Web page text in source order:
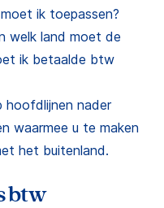
ik toepassen?
welk land moet de
ik betaalde btw
hoofdlijnen nader
waarmee u te maken
het buitenland.
btw